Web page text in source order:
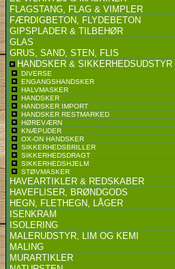
FLAGSTANG, FLAG & VIMPLER
FÆRDIGBETON, FLYDEBETON
GIPSPLADER & TILBEHØR
GLAS
GRUS, SAND, STEN, FLIS
HANDSKER & SIKKERHEDSUDSTYR
DIVERSE
ENGANGSHANDSKER
HALVMASKER
HANDSKER
HANDSKER IMPORT
HANDSKER RESTMARKED
HØREVÆRN
KNÆPUDER
OX-ON HANDSKER
SIKKERHEDSBRILLER
SIKKERHEDSDRAGT
SIKKERHEDSHJELM
STØVMASKER
HAVEARTIKLER & REDSKABER
HAVEFLISER, BRØNDGODS
HEGN, FLETHEGN, LÅGER
ISENKRAM
ISOLERING
MALERUDSTYR, LIM OG KEMI
MALING
MURARTIKLER